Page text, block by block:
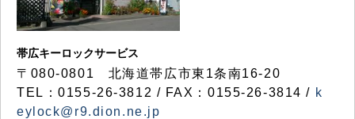
帯広キーロックサービス
〒080-0801 北海道帯広市東1条南16-20
TEL：0155-26-3812 / FAX：0155-26-3814 / k
eylock@r9.dion.ne.jp